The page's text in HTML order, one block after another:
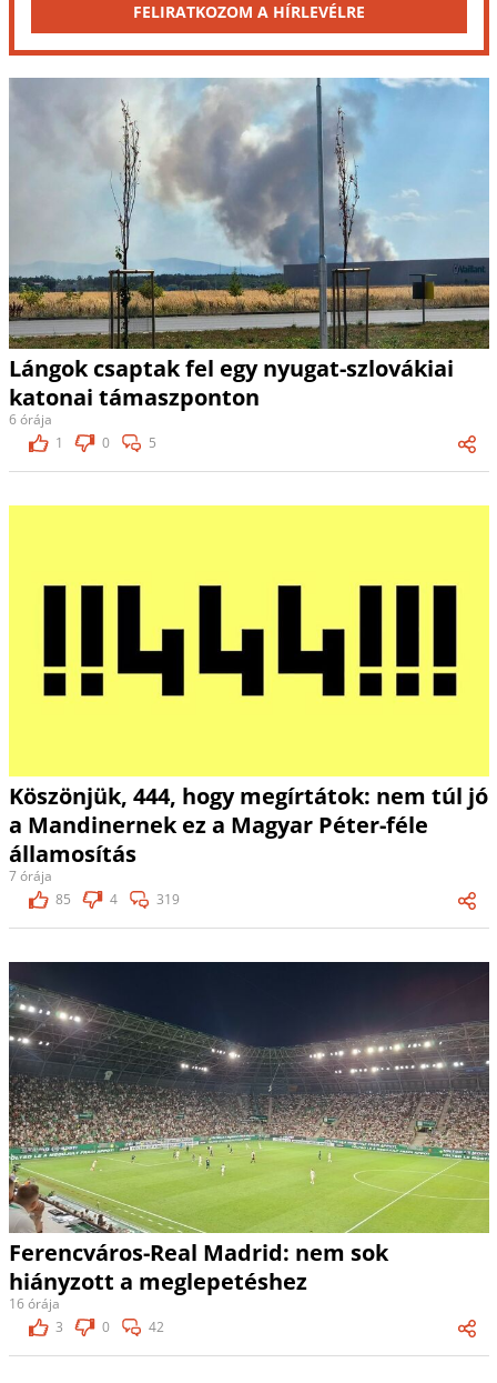
FELIRATKOZOM A HÍRLEVÉLRE
Lángok csaptak fel egy nyugat-szlovákiai
katonai támaszponton
6 órája
1
0 5
Köszönjük, 444, hogy megírtátok: nem túl jó
a Mandinernek ez a Magyar Péter-féle
államosítás
7 órája
85
4 319
Ferencváros-Real Madrid: nem sok
hiányzott a meglepetéshez
16 órája
3
0 42